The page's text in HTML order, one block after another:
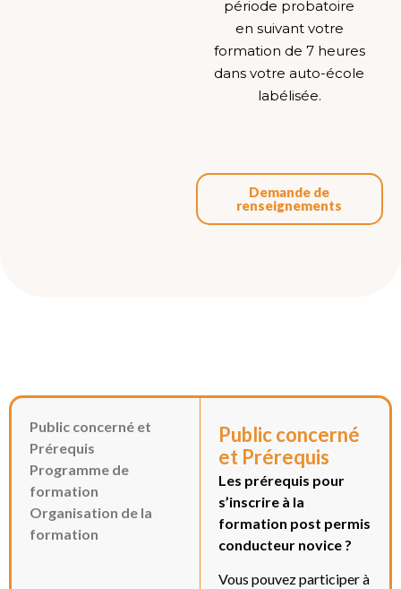
période probatoire
en suivant votre
formation de 7 heures
dans votre auto-école
labélisée.
Demande de
renseignements
Public concerné et
Prérequis
Programme de
formation
Organisation de la
formation
Public concerné
et Prérequis
Les prérequis pour
s’inscrire à la
formation post permis
conducteur novice ?
Vous pouvez participer à